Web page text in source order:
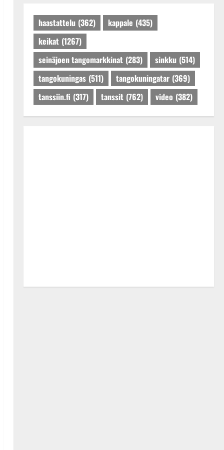
haastattelu (362) kappale (435)
keikat (1267)
seinäjoen tangomarkkinat (283) sinkku (514)
tangokuningas (511) tangokuningatar (369)
tanssiin.fi (317) tanssit (762) video (382)